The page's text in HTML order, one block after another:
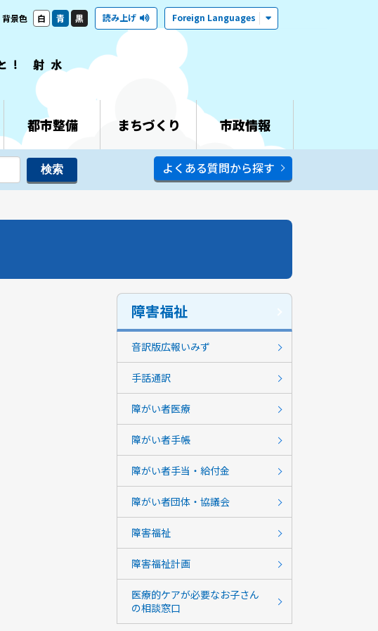
背景色 白 青 黒 読み上げ Foreign Languages
都市整備 まちづくり 市政情報
よくある質問から探す
障害福祉
音訳版広報いみず
手話通訳
障がい者医療
障がい者手帳
障がい者手当・給付金
障がい者団体・協議会
障害福祉
障害福祉計画
医療的ケアが必要なお子さん
の相談窓口